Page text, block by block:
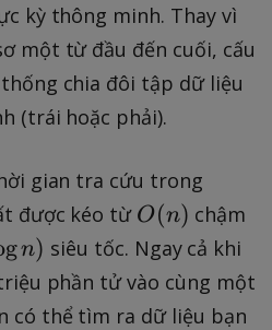
kỳ thông minh. Thay vì
một từ đầu đến cuối, cấu
chia đôi tập dữ liệu
(trái hoặc phải).
gian tra cứu trong
được kéo từ O
(
n
)
O(n) chậm
gn) siêu tốc. Ngay cả khi
phần tử vào cùng một
có thể tìm ra dữ liệu bạn